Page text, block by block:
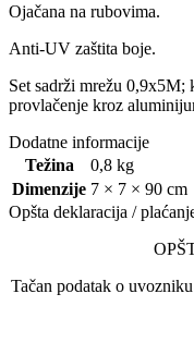
Ojačana na rubovima.
Anti-UV zaštita boje.
Set sadrži mrežu
provlačenje kroz
Dodatne informacije
Težina
0,8 kg
Dimenzije 7 × 7 × 90 cm
Opšta deklaracija /
Tačan podatak o